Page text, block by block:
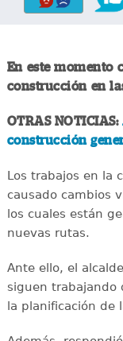
En este momento
construcción en
OTRAS NOTICIAS:
construcción
Los trabajos en la
causado cambios
los cuales están
nuevas rutas.
Ante ello, el
siguen trabajando
la planificación de